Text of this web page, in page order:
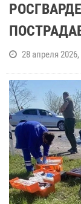
28 апреля